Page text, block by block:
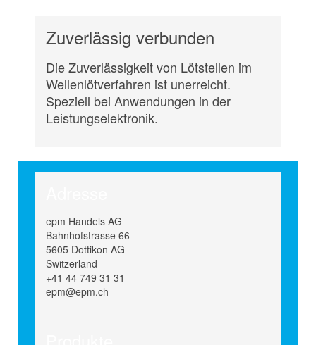
Zuverlässig verbunden
Die Zuverlässigkeit von Lötstellen im
Wellenlötverfahren ist unerreicht.
Speziell bei Anwendungen in der
Leistungselektronik.
epm Handels AG
Bahnhofstrasse 66
5605 Dottikon AG
Switzerland
+41 44 749 31 31
epm@epm.ch